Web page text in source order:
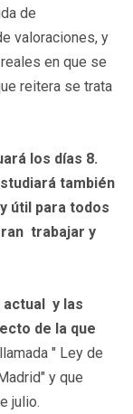
de
valoraciones, y
en que se
reitera se trata
los días 8.
también
útil para todos
trabajar y
actual y las
de la que
" Ley de
y que
julio.